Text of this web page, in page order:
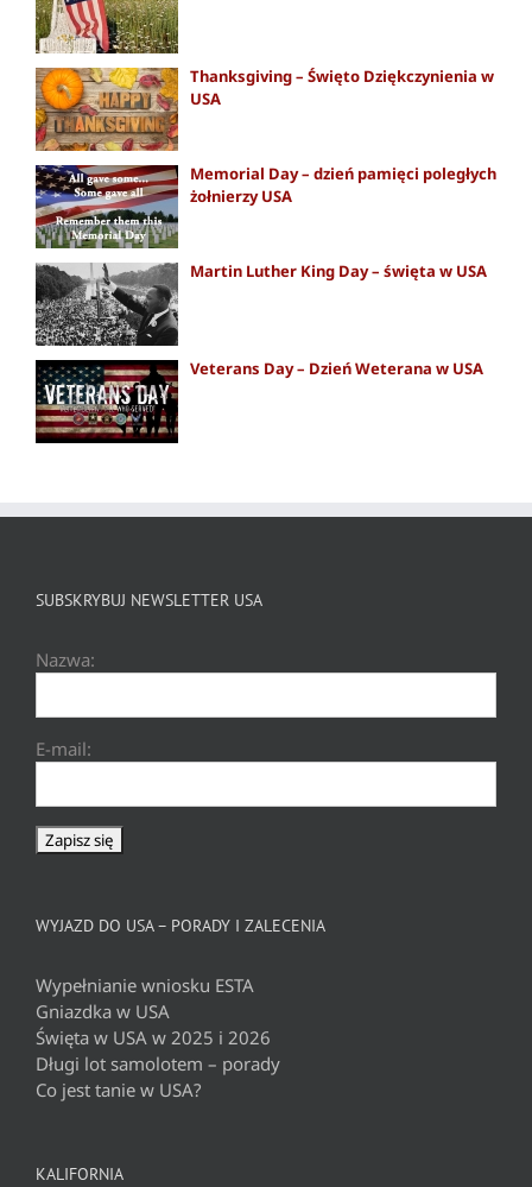
Thanksgiving – Święto Dziękczynienia w
USA
Memorial Day – dzień pamięci poległych
żołnierzy USA
Martin Luther King Day – święta w USA
Veterans Day – Dzień Weterana w USA
SUBSKRYBUJ NEWSLETTER USA
Nazwa:
E-mail:
WYJAZD DO USA – PORADY I ZALECENIA
Wypełnianie wniosku ESTA
Gniazdka w USA
Święta w USA w 2025 i 2026
Długi lot samolotem – porady
Co jest tanie w USA?
KALIFORNIA